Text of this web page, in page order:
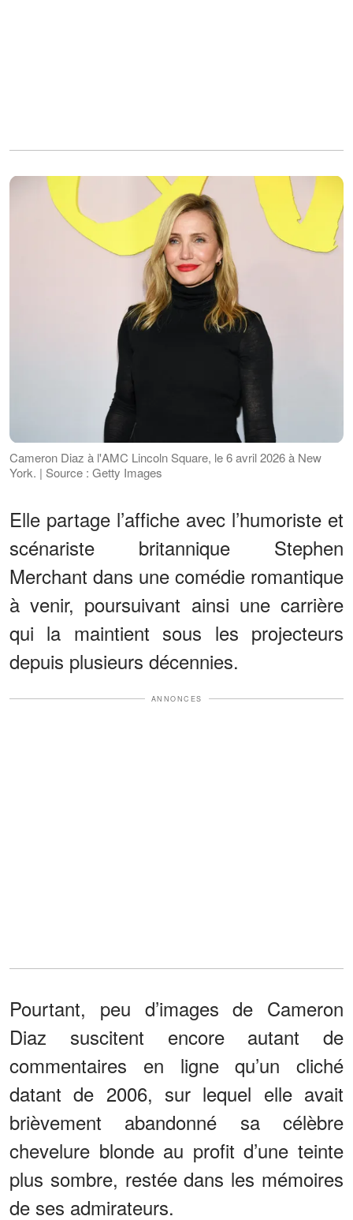
Cameron Diaz à l'AMC Lincoln Square, le 6 avril 2026 à New
York. | Source : Getty Images
Elle partage l’affiche avec l’humoriste et
scénariste britannique Stephen
Merchant dans une comédie romantique
à venir, poursuivant ainsi une carrière
qui la maintient sous les projecteurs
depuis plusieurs décennies.
ANNONCES
Pourtant, peu d’images de Cameron
Diaz suscitent encore autant de
commentaires en ligne qu’un cliché
datant de 2006, sur lequel elle avait
brièvement abandonné sa célèbre
chevelure blonde au profit d’une teinte
plus sombre, restée dans les mémoires
de ses admirateurs.